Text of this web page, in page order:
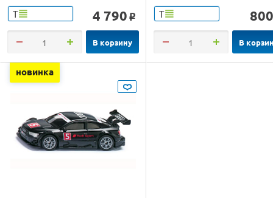
Т 4 790 o
В корзину
Т 800
В
новинка